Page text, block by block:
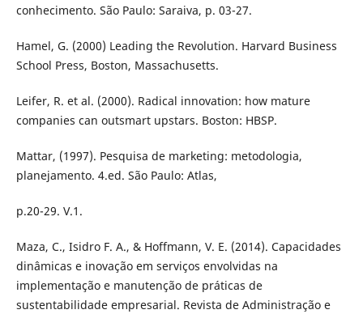
conhecimento. São Paulo: Saraiva, p. 03-27.
Hamel, G. (2000) Leading the Revolution. Harvard Business
School Press, Boston, Massachusetts.
Leifer, R. et al. (2000). Radical innovation: how mature
companies can outsmart upstars. Boston: HBSP.
Mattar, (1997). Pesquisa de marketing: metodologia,
planejamento. 4.ed. São Paulo: Atlas,
p.20-29. V.1.
Maza, C., Isidro F. A., & Hoffmann, V. E. (2014). Capacidades
dinâmicas e inovação em serviços envolvidas na
implementação e manutenção de práticas de
sustentabilidade empresarial. Revista de Administração e